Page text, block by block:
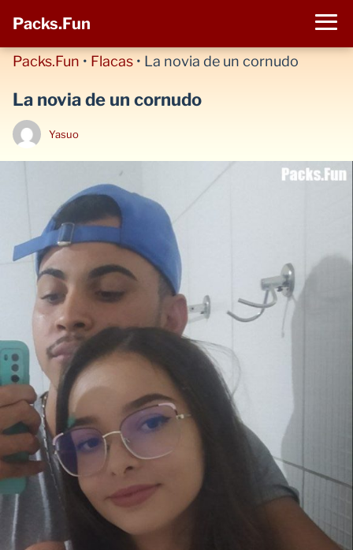
Packs.Fun
Packs.Fun • Flacas • La novia de un cornudo
La novia de un cornudo
Yasuo